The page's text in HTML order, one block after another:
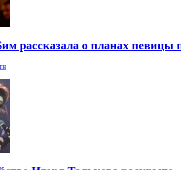
рассказала о планах певицы